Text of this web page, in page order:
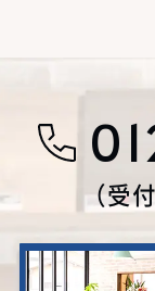
受